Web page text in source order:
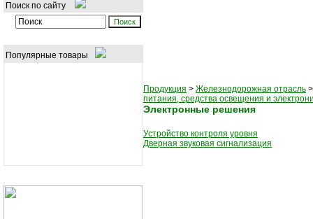
Поиск по сайту
Популярные товары
Продукция > Железнодорожная отрасль
питания, средства освещения и
Электронные решения
Устройство контроля уровня
Дверная звуковая сигнализация